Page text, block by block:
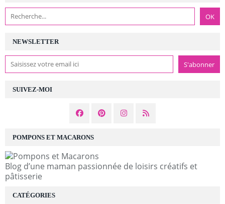
NEWSLETTER
SUIVEZ-MOI
POMPONS ET MACARONS
Blog d’une maman passionnée de loisirs créatifs et
pâtisserie
CATÉGORIES